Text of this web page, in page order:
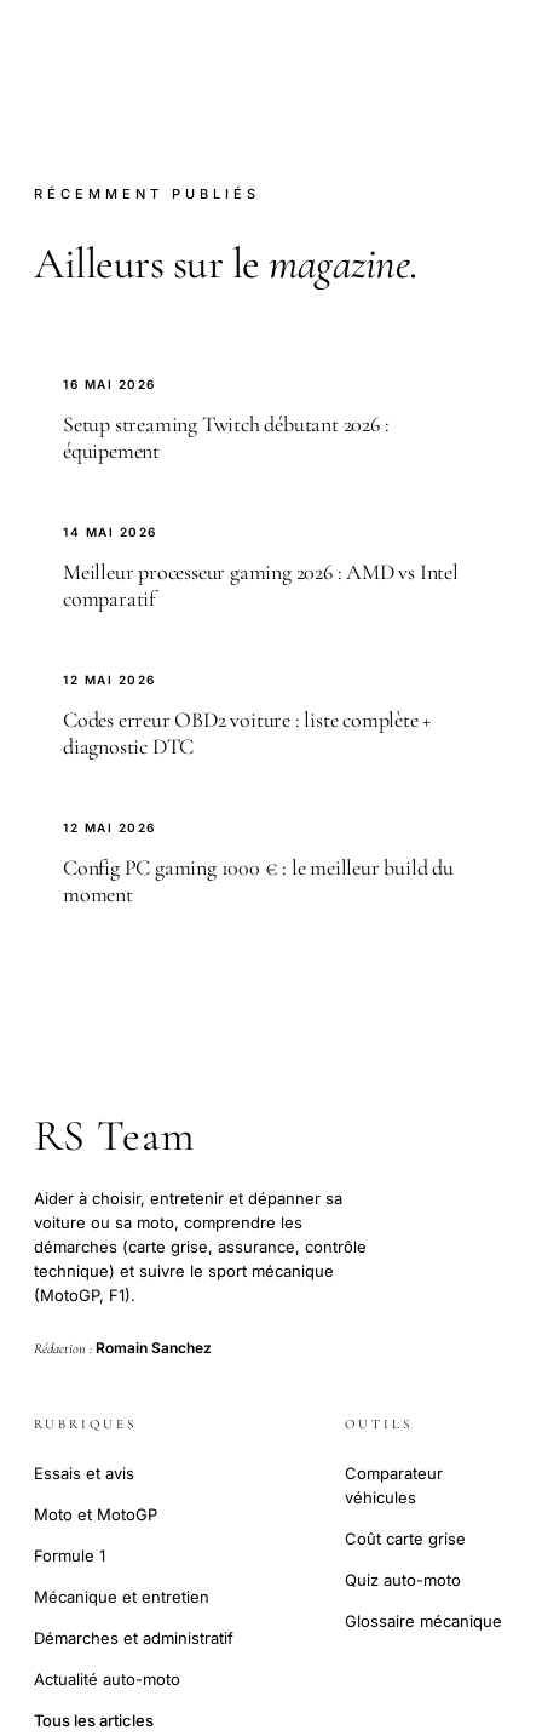
RÉCEMMENT PUBLIÉS
Ailleurs sur le magazine.
16 MAI 2026
Setup streaming Twitch débutant 2026 :
équipement
14 MAI 2026
Meilleur processeur gaming 2026 : AMD vs Intel
comparatif
12 MAI 2026
Codes erreur OBD2 voiture : liste complète +
diagnostic DTC
12 MAI 2026
Config PC gaming 1000 € : le meilleur build du
moment
RS Team
Aider à choisir, entretenir et dépanner sa
voiture ou sa moto, comprendre les
démarches (carte grise, assurance, contrôle
technique) et suivre le sport mécanique
(MotoGP, F1).
Rédaction : Romain Sanchez
RUBRIQUES
Essais et avis
Moto et MotoGP
Formule 1
Mécanique et entretien
Démarches et administratif
Actualité auto-moto
Tous les articles
OUTILS
Comparateur
véhicules
Coût carte grise
Quiz auto-moto
Glossaire mécanique